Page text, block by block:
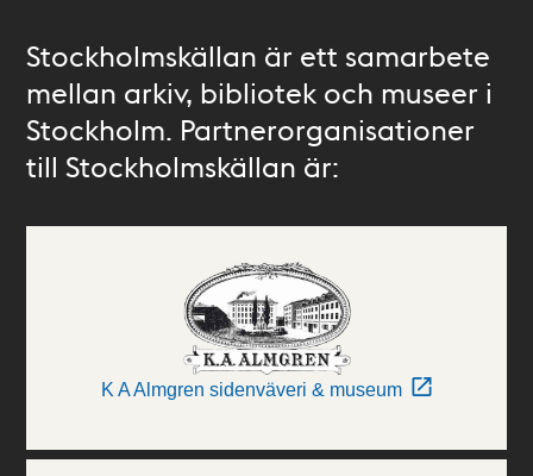
Stockholmskällan är ett samarbete
mellan arkiv, bibliotek och museer i
Stockholm. Partnerorganisationer
till Stockholmskällan är:
K A Almgren sidenväveri & museum